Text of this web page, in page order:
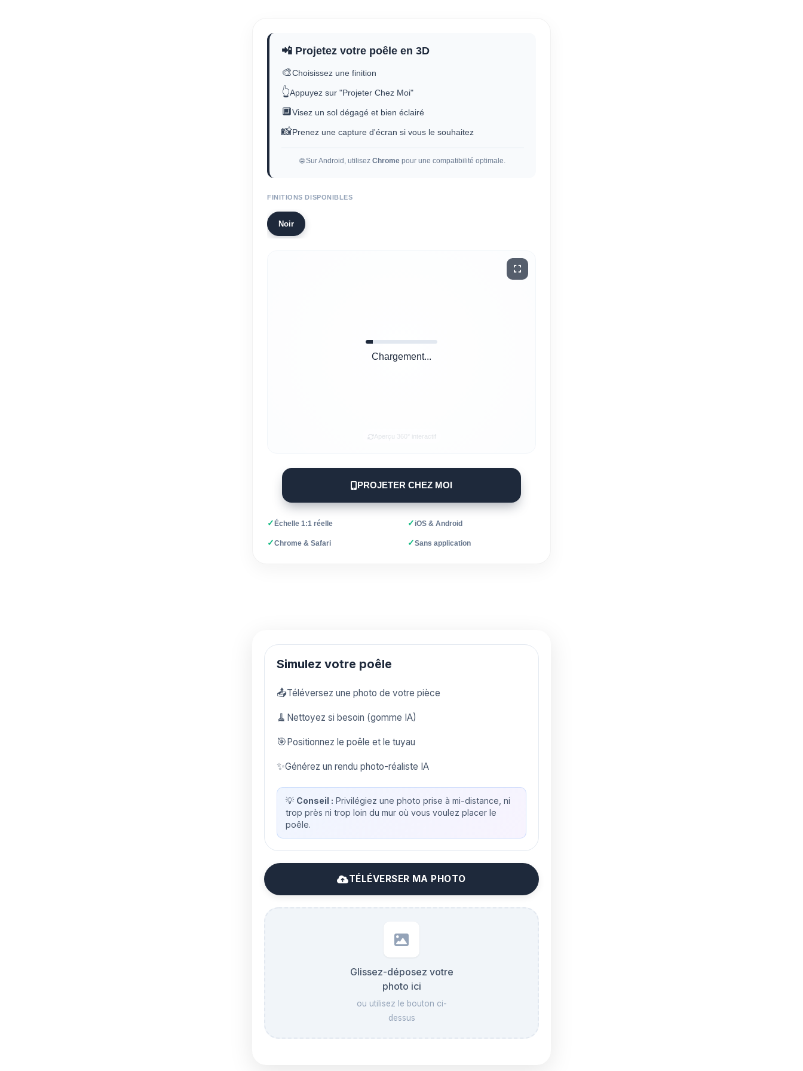
📲 Projetez votre poêle en 3D
🎨Choisissez une finition
👆Appuyez sur "Projeter Chez Moi"
🔲Visez un sol dégagé et bien éclairé
📸Prenez une capture d'écran si vous le souhaitez
🌐 Sur Android, utilisez Chrome pour une compatibilité optimale.
FINITIONS DISPONIBLES
Noir
Chargement...
Aperçu 360° interactif
PROJETER CHEZ MOI
✓Échelle 1:1 réelle ✓iOS & Android
✓Chrome & Safari ✓Sans application
Simulez votre poêle
📤Téléversez une photo de votre pièce
🧹 Nettoyez si besoin (gomme IA)
🎯Positionnez le poêle et le tuyau
✨Générez un rendu photo-réaliste IA
💡 Conseil : Privilégiez une photo prise à mi-distance, ni
trop près ni trop loin du mur où vous voulez placer le
poêle.
TÉLÉVERSER MA PHOTO
Glissez-déposez votre
photo ici
ou utilisez le bouton ci-
dessus